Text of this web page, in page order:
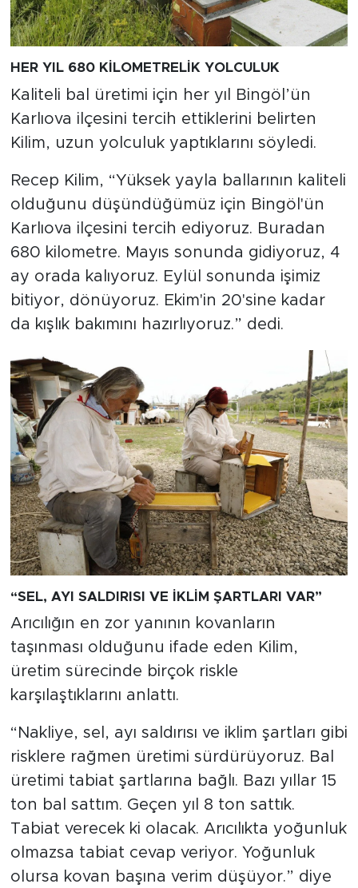
HER YIL 680 KİLOMETRELİK YOLCULUK
Kaliteli bal üretimi için her yıl Bingöl’ün
Karlıova ilçesini tercih ettiklerini belirten
Kilim, uzun yolculuk yaptıklarını söyledi.
Recep Kilim, “Yüksek yayla ballarının kaliteli
olduğunu düşündüğümüz için Bingöl'ün
Karlıova ilçesini tercih ediyoruz. Buradan
680 kilometre. Mayıs sonunda gidiyoruz, 4
ay orada kalıyoruz. Eylül sonunda işimiz
bitiyor, dönüyoruz. Ekim'in 20'sine kadar
da kışlık bakımını hazırlıyoruz.” dedi.
“SEL, AYI SALDIRISI VE İKLİM ŞARTLARI VAR”
Arıcılığın en zor yanının kovanların
taşınması olduğunu ifade eden Kilim,
üretim sürecinde birçok riskle
karşılaştıklarını anlattı.
“Nakliye, sel, ayı saldırısı ve iklim şartları gibi
risklere rağmen üretimi sürdürüyoruz. Bal
üretimi tabiat şartlarına bağlı. Bazı yıllar 15
ton bal sattım. Geçen yıl 8 ton sattık.
Tabiat verecek ki olacak. Arıcılıkta yoğunluk
olmazsa tabiat cevap veriyor. Yoğunluk
olursa kovan başına verim düşüyor.” diye